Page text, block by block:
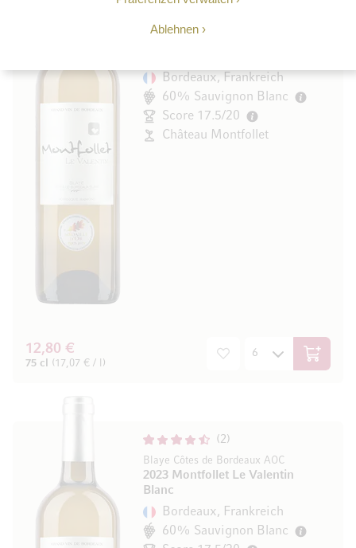
Ablehnen
2
Blaye Côtes de Bordeaux AOC
Bordeaux, Frankreich
60% Sauvignon Blanc
Score 17.5/20
Château Montfollet
12,80 €
75 cl (17,07 € / l) In den
2
Blaye Côtes de Bordeaux AOC
2023 Montfollet Le Valentin
Blanc
Bordeaux, Frankreich
60% Sauvignon Blanc